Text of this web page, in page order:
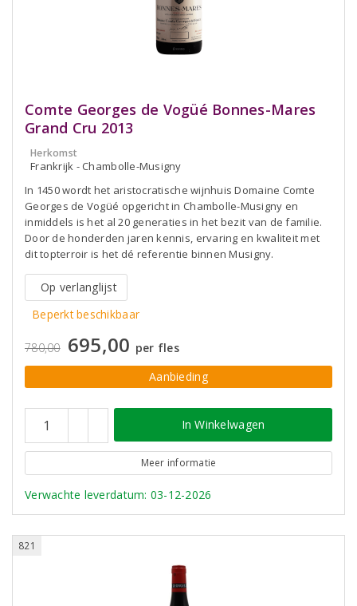
Comte Georges de Vogüé Bonnes-Mares
Grand Cru 2013
Herkomst
Frankrijk - Chambolle-Musigny
In 1450 wordt het aristocratische wijnhuis Domaine Comte
Georges de Vogüé opgericht in Chambolle-Musigny en
inmiddels is het al 20 generaties in het bezit van de familie.
Door de honderden jaren kennis, ervaring en kwaliteit met
dit topterroir is het dé referentie binnen Musigny.
Op verlanglijst
Beperkt beschikbaar
780,00 695,00 per fles
Aanbieding
In Winkelwagen
Meer informatie
Verwachte leverdatum: 03-12-2026
821